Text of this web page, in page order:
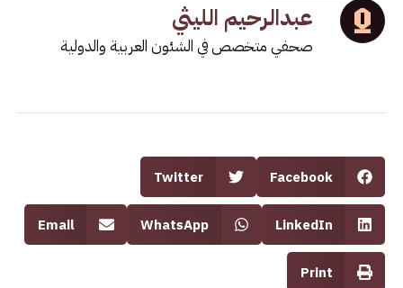
عبدالرحيم الليثي
صحفي متخصص في الشئون العربية والدولية
Facebook
Twitter
LinkedIn
WhatsApp
Email
Print